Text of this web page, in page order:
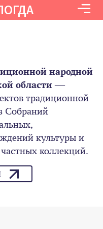
народной
области—
традиционной
Собраний
культуры и
коллекций.